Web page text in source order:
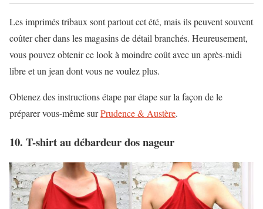
Les imprimés tribaux sont partout cet été, mais ils peuvent souvent
coûter cher dans les magasins de détail branchés. Heureusement,
vous pouvez obtenir ce look à moindre coût avec un après-midi
libre et un jean dont vous ne voulez plus.
Obtenez des instructions étape par étape sur la façon de le
préparer vous-même surPrudence & Austère.
10. T-shirt au débardeur dos nageur